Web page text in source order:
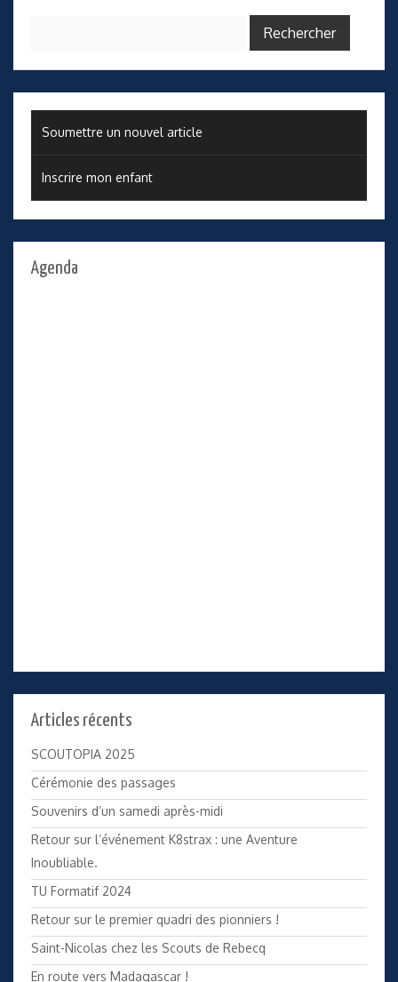
Soumettre un nouvel article
Inscrire mon enfant
Agenda
Articles récents
SCOUTOPIA 2025
Cérémonie des passages
Souvenirs d’un samedi après-midi
Retour sur l’événement K8strax : une Aventure
Inoubliable.
TU Formatif 2024
Retour sur le premier quadri des pionniers !
Saint-Nicolas chez les Scouts de Rebecq
En route vers Madagascar !